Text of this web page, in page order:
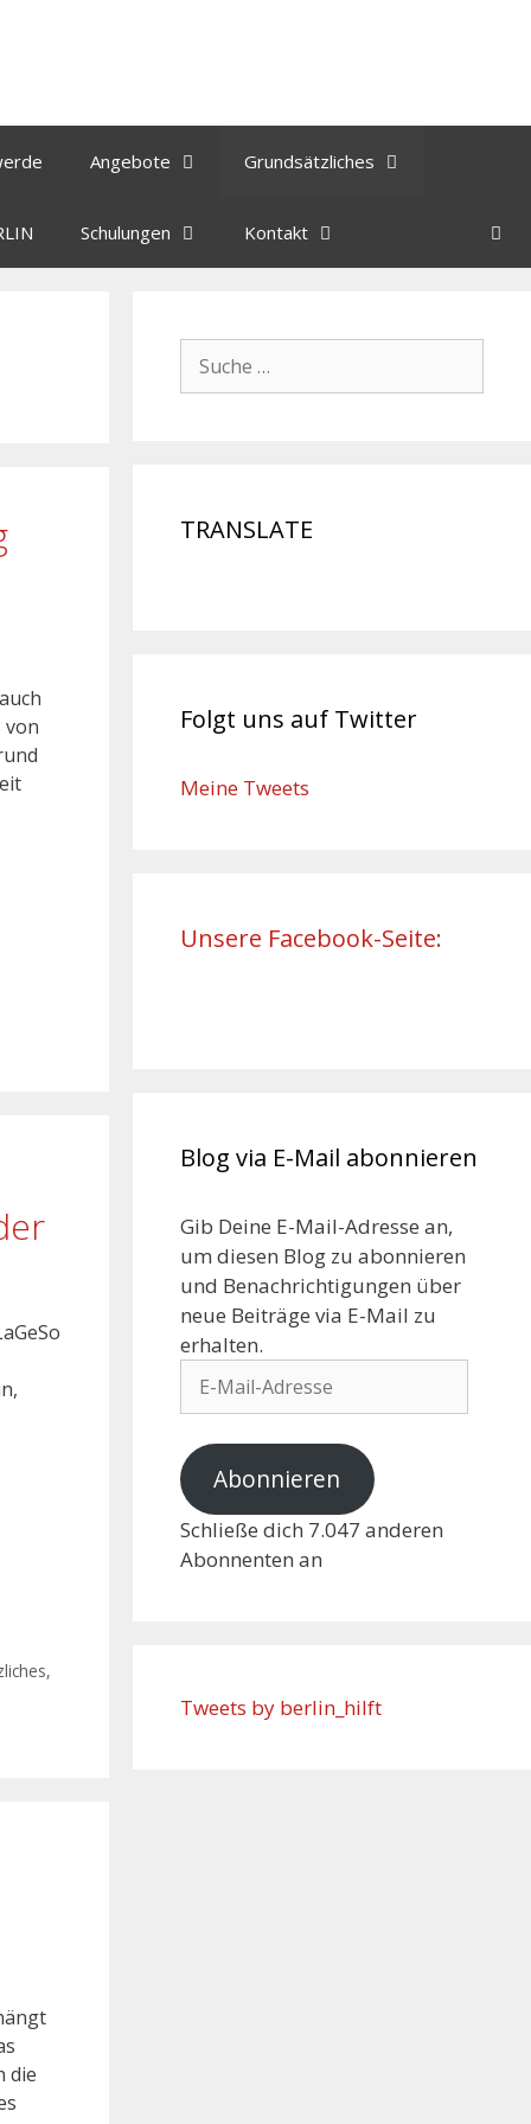
Angebote Grundsätzliches
Schulungen Kontakt
von
,
die
TRANSLATE
Folgt uns auf Twitter
Meine Tweets
Unsere Facebook-Seite:
Blog via E-Mail abonnieren
Gib Deine E-Mail-Adresse an,
um diesen Blog zu abonnieren
und Benachrichtigungen über
neue Beiträge via E-Mail zu
erhalten.
Abonnieren
Schließe dich 7.047 anderen
Abonnenten an
Tweets by berlin_hilft